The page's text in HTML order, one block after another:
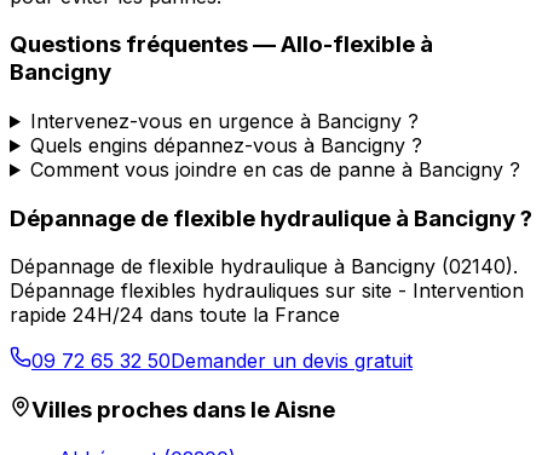
Questions fréquentes —Allo-flexible à
Bancigny
Intervenez-vous en urgence à Bancigny ?
Quels engins dépannez-vous à Bancigny ?
Comment vous joindre en cas de panne à Bancigny ?
Dépannage de flexible hydraulique à Bancigny?
Dépannage de flexible hydraulique à Bancigny (02140).
Dépannage flexibles hydrauliques sur site - Intervention
rapide 24H/24 dans toute la France
09 72 65 32 50Demander un devis gratuit
Villes proches dans leAisne